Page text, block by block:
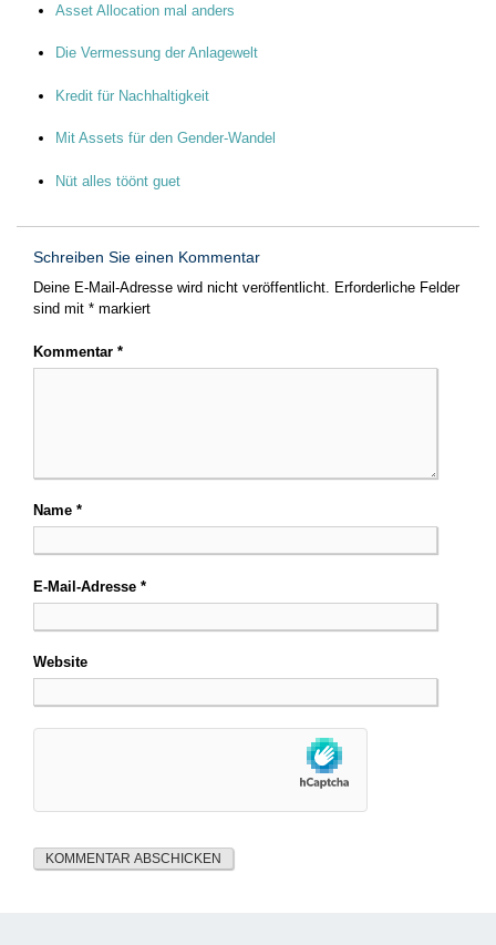
Asset Allocation mal anders
Die Vermessung der Anlagewelt
Kredit für Nachhaltigkeit
Mit Assets für den Gender-Wandel
Nüt alles töönt guet
Schreiben Sie einen Kommentar
Deine E-Mail-Adresse wird nicht veröffentlicht. Erforderliche Felder
sind mit * markiert
Kommentar *
Name *
E-Mail-Adresse *
Website